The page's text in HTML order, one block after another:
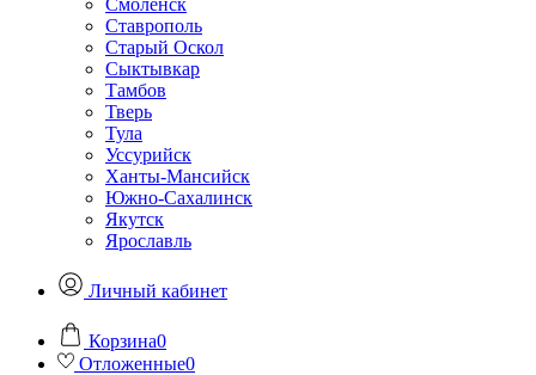
Смоленск
Ставрополь
Старый Оскол
Сыктывкар
Тамбов
Тверь
Тула
Уссурийск
Ханты-Мансийск
Южно-Сахалинск
Якутск
Ярославль
Личный кабинет
Корзина0
Отложенные0